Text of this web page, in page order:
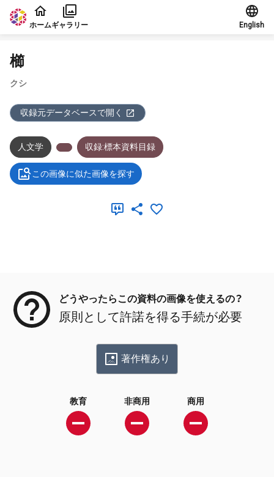
本文に飛ぶ
ホームギャラリー English
櫛
クシ
収録元データベースで開く
人文学 収録:標本資料目録
この画像に似た画像を探す
どうやったらこの資料の画像を使えるの？
原則として許諾を得る手続が必要
著作権あり
教育 非商用 商用